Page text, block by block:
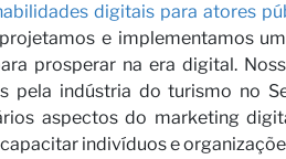
digitais para atores
e implementamos
prosperar na era digital.
indústria do turismo no
aspectos do marketing
indivíduos e